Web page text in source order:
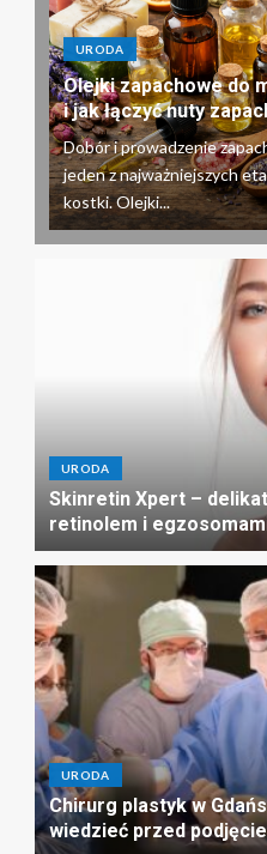
URODA
Olejki zapachowe do
i jak łączyć nuty
Dobór i prowadzenie
jeden z najważniejszych
kostki. Olejki...
URODA
Skinretin Xpert –
retinolem i
URODA
Chirurg plastyk w
wiedzieć przed